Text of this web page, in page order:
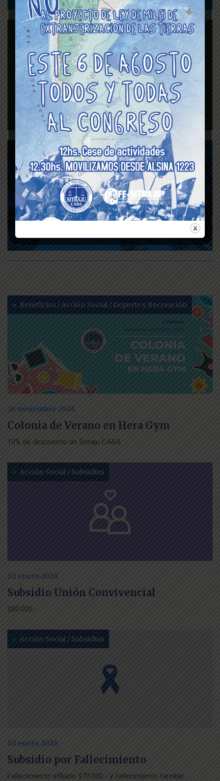
Seguro de vida
Protocolo de actuación
para situaciones de
violencia de Género
Beneficios / Acción Social / Deporte y Recreación
26 noviembre 2024
Colonia de Verano en Hera Gym
10% de descuento de Sitraju CABA
Acción Social / Subsidios
02 enero 2026
Subsidio Unión Convivencial
$80.000.-
Acción Social / Subsidios
02 enero 2026
Subsidio por Fallecimiento
Fallecimiento afiliado $70.000.- y fallecimiento familiar